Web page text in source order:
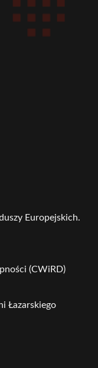
Europejskich.
(CWiRD)
Łazarskiego